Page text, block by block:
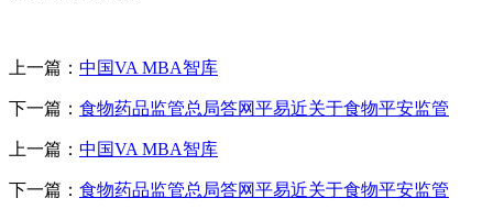
上一篇： 中国VA MBA智库
下一篇： 食物药品监管总局答网平易近关于食物平安监管
上一篇： 中国VA MBA智库
下一篇： 食物药品监管总局答网平易近关于食物平安监管